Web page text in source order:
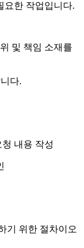
요한 작업입니다.
및 책임 소재를
다.
내용 작성
기 위한 절차이오